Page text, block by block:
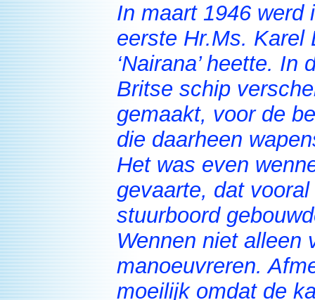
In maart 1946 werd
eerste Hr.Ms. Karel
‘Nairana’ heette.
Britse schip
gemaakt, voor de
die daarheen
Het was even
gevaarte, dat
stuurboord
Wennen niet alleen
manoeuvreren.
moeilijk omdat de